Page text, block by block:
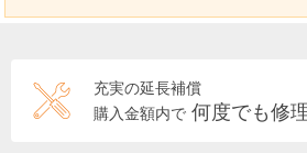
充実の延長補償
購入金額内で 何度でも修